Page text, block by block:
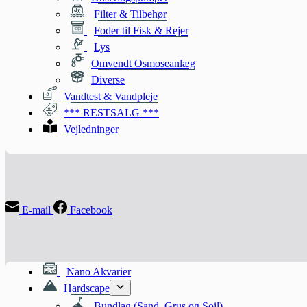
Filter & Tilbehør
Foder til Fisk & Rejer
Lys
Omvendt Osmoseanlæg
Diverse
Vandtest & Vandpleje
*** RESTSALG ***
Vejledninger
E-mail Facebook
Nano Akvarier
Hardscape